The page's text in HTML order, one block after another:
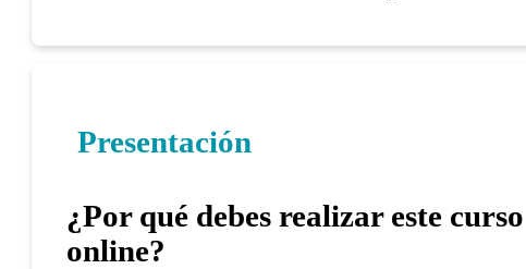
Presentación
¿Por qué debes realizar este
online?